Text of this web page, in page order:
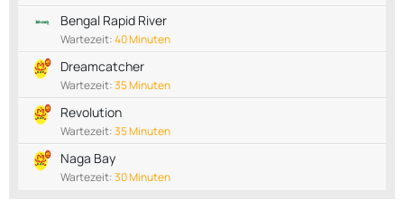
Bengal Rapid River
Wartezeit:40 Minuten
Dreamcatcher
Wartezeit:35 Minuten
Revolution
Wartezeit:35 Minuten
Naga Bay
Wartezeit:30 Minuten